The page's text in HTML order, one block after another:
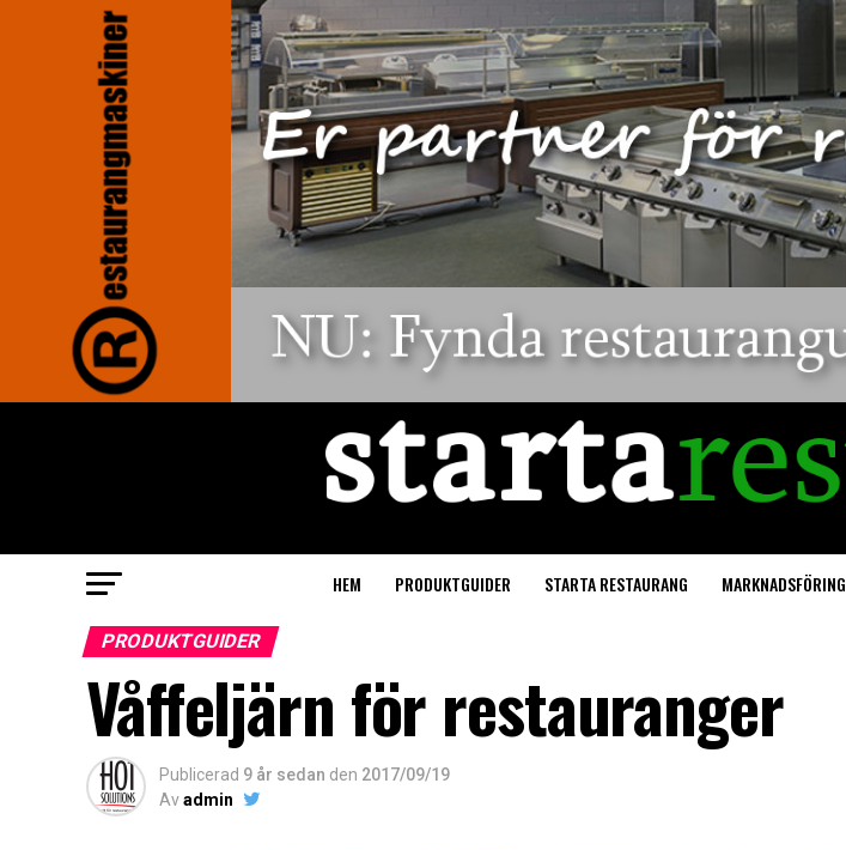
HEM PRODUKTGUIDER STARTA RESTAURANG MARKNADSFÖRING
PRODUKTGUIDER
Våffeljärn för restauranger
Publicerad 9 år sedan den 2017/09/19
Avadmin